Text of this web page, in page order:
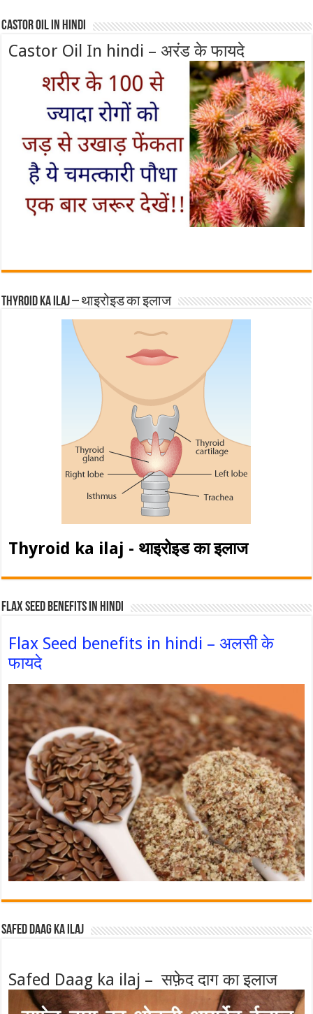
Castor Oil In Hindi
Castor Oil In hindi – अरंड के फायदे
Thyroid ka ilaj – थाइरोइड का इलाज
Thyroid ka ilaj - थाइरोइड का इलाज
Flax Seed Benefits in hindi
Flax Seed benefits in hindi – अलसी के
फायदे
Safed Daag ka ilaj
Safed Daag ka ilaj – सफ़ेद दाग का इलाज